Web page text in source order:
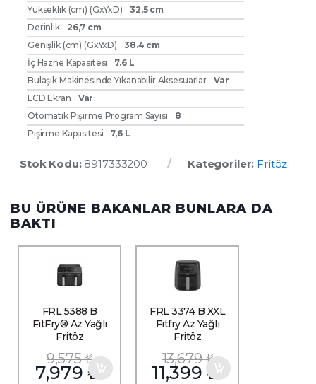
Yükseklik (cm) (GxYxD)
32,5 cm
Derinlik
26,7 cm
Genişlik (cm) (GxYxD)
38.4 cm
İç Hazne Kapasitesi
7.6 L
Bulaşık Makinesinde Yıkanabilir Aksesuarlar
Var
LCD Ekran
Var
Otomatik Pişirme Program Sayısı
8
Pişirme Kapasitesi
7,6 L
Stok Kodu: 8917333200 Kategoriler: Fritöz
BU ÜRÜNE BAKANLAR BUNLARA DA
BAKTI
FRL 5388 B
FitFry® Az Yağlı
Fritöz
9,575₺
7,979₺
FRL 3374 B XXL
Fitfry Az Yağlı
Fritöz
13,679₺
11,399₺